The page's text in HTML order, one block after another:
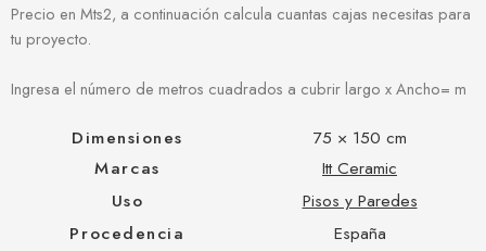
Precio en Mts2, a continuación calcula cuantas cajas necesitas para
tu proyecto.
Ingresa el número de metros cuadrados a cubrir largo x Ancho= m
Dimensiones
75 × 150 cm
Marcas
Itt Ceramic
Uso
Pisos y Paredes
Procedencia
España